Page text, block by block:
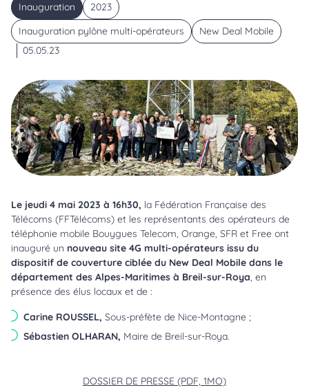
Inauguration
2023
Inauguration pylône multi-opérateurs
New Deal Mobile
05.05.23
Le jeudi 4 mai 2023 à 16h30, la Fédération Française des
Télécoms (FFTélécoms) et les représentants des opérateurs de
téléphonie mobile Bouygues Telecom, Orange, SFR et Free ont
inauguré un nouveau site 4G multi-opérateurs issu du
dispositif de couverture ciblée du New Deal Mobile dans le
département des Alpes-Maritimes à Breil-sur-Roya, en
présence des élus locaux et de :
Carine ROUSSEL, Sous-préfète de Nice-Montagne ;
Sébastien OLHARAN, Maire de Breil-sur-Roya.
DOSSIER DE PRESSE (PDF, 1MO)